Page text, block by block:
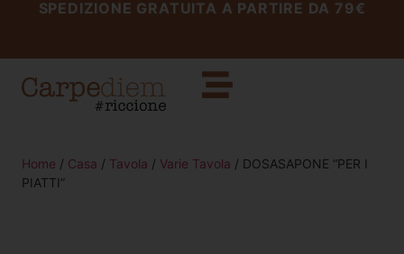
SPEDIZIONE GRATUITA A PARTIRE DA 79€
Home / Casa / Tavola / Varie Tavola / DOSASAPONE “PER I
PIATTI”